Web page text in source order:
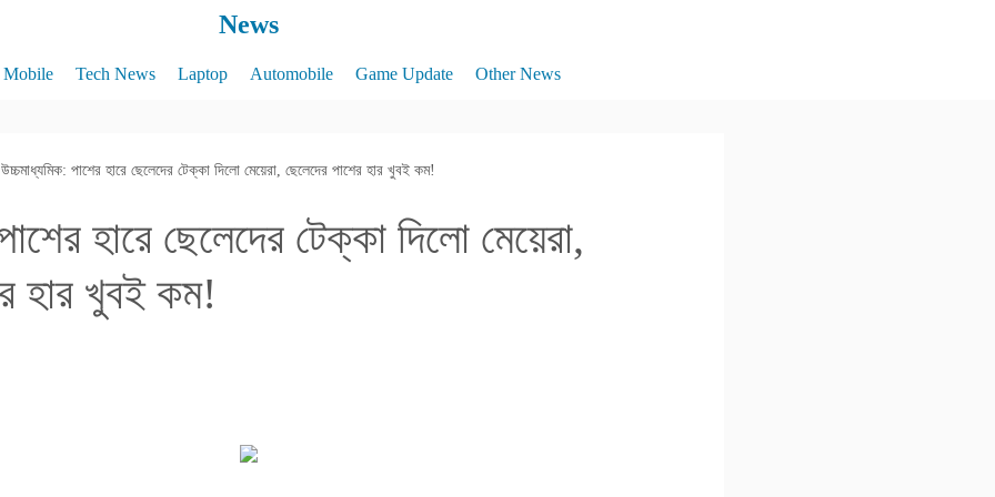
News
Mobile Tech News Laptop Automobile Game Update Other News
উচ্চমাধ্যমিক: পাশের হারে ছেলেদের টেক্কা দিলো মেয়েরা, ছেলেদের পাশের হার খুবই কম!
হারে ছেলেদের টেক্কা দিলো মেয়েরা,
হার খুবই কম!